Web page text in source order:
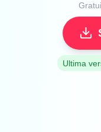
Ultima